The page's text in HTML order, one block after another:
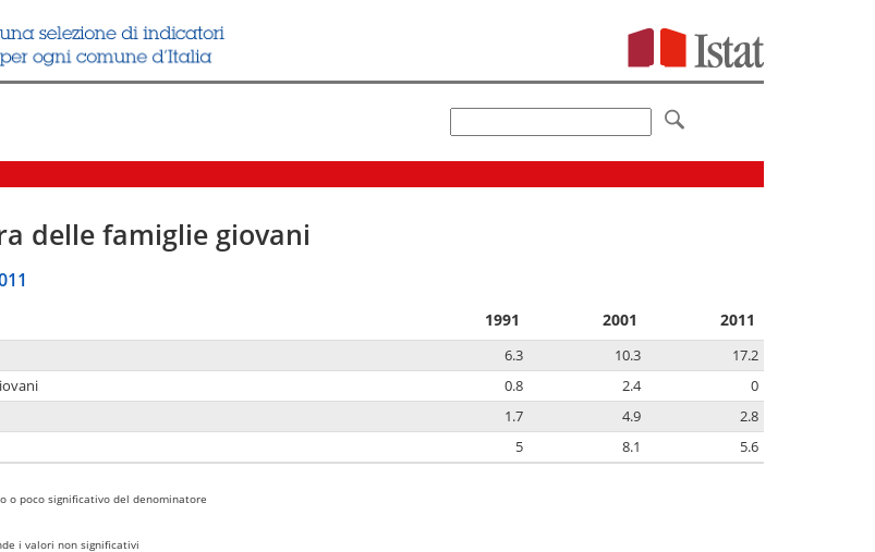
delle famiglie giovani
1991 2001 2011
6.3 10.3
17.2
0.8 2.4
0
1.7 4.9
2.8
5 8.1 5.6
o poco significativo del denominatore
i valori non significativi